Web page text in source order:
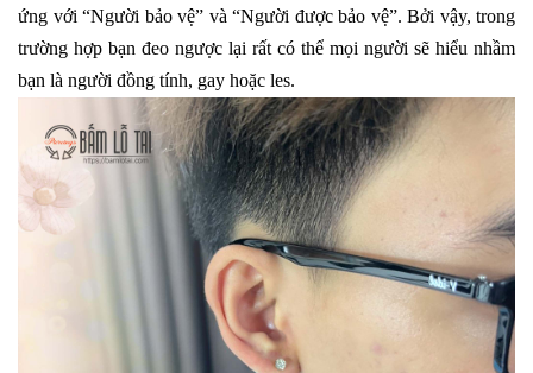
ứng với “Người bảo vệ” và “Người được bảo vệ”. Bởi vậy, trong
trường hợp bạn đeo ngược lại rất có thể mọi người sẽ hiểu nhầm
bạn là người đồng tính, gay hoặc les.